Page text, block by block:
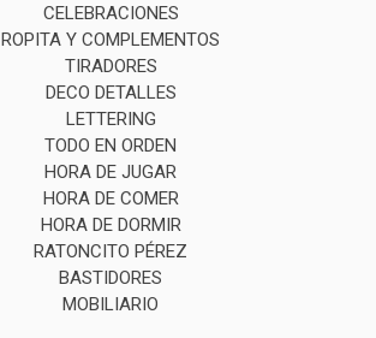
CELEBRACIONES
ROPITA Y COMPLEMENTOS
TIRADORES
DECO DETALLES
LETTERING
TODO EN ORDEN
HORA DE JUGAR
HORA DE COMER
HORA DE DORMIR
RATONCITO PÉREZ
BASTIDORES
MOBILIARIO